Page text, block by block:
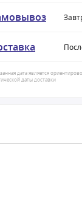
дата является
даты доставки